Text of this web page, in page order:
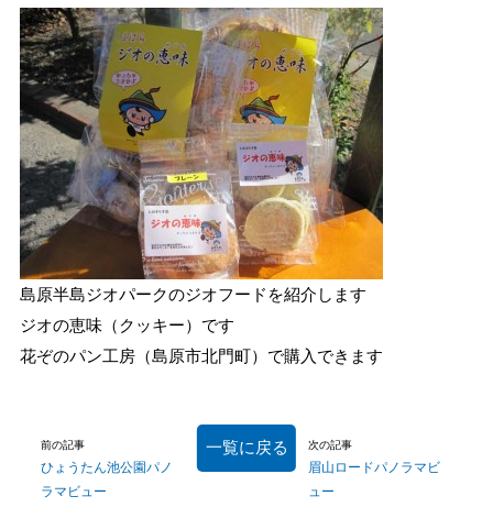
島原半島ジオパークのジオフードを紹介します
ジオの恵味（クッキー）です
花ぞのパン工房（島原市北門町）で購入できます
前の記事
ひょうたん池公園パノ
ラマビュー
次の記事
眉山ロードパノラマビ
ュー
一覧に戻る